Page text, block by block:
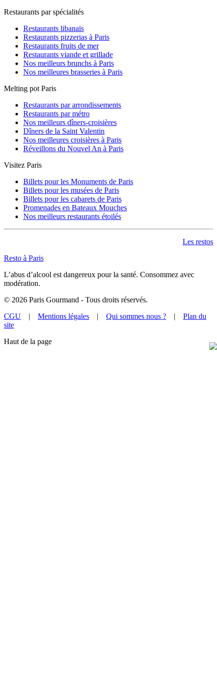
Restaurants par spécialités
Restaurants libanais
Restaurants pizzerias à Paris
Restaurants fruits de mer
Restaurants viande et grillade
Nos meilleurs brunchs à Paris
Nos meilleures brasseries à Paris
Melting pot Paris
Restaurants par arrondissements
Restaurants par métro
Nos meilleurs dîners-croisières
Dîners de la Saint Valentin
Nos meilleures croisières à Paris
Réveillons du Nouvel An à Paris
Visitez Paris
Billets pour les Monuments de Paris
Billets pour les musées de Paris
Billets pour les cabarets de Paris
Promenades en Bateaux Mouches
Nos meilleurs restaurants étoilés
Les restos
Resto à Paris
L’abus d’alcool est dangereux pour la santé. Consommez avec
modération.
© 2026 Paris Gourmand - Tous droits réservés.
CGU | Mentions légales | Qui sommes nous ? | Plan du
site
Haut de la page